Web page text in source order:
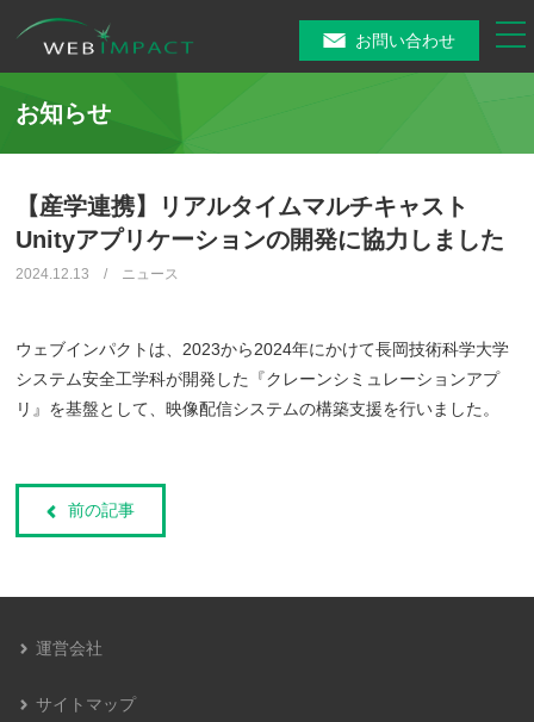
お問い合わせ
お知らせ
【産学連携】リアルタイムマルチキャスト
Unityアプリケーションの開発に協力しました
2024.12.13 / ニュース
ウェブインパクトは、2023から2024年にかけて長岡技術科学大学
システム安全工学科が開発した『クレーンシミュレーションアプ
リ』を基盤として、映像配信システムの構築支援を行いました。
前の記事
運営会社
サイトマップ